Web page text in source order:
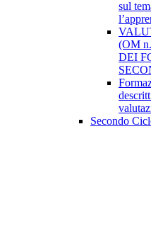
sul
(OM
DEI
Secondo